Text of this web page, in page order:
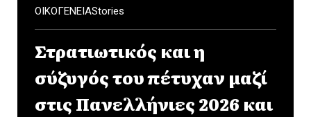
ΟΙΚΟΓΕΝΕΙΑStories
Στρατιωτικός και η
σύζυγός του πέτυχαν μαζί
στις Πανελλήνιες 2026 και